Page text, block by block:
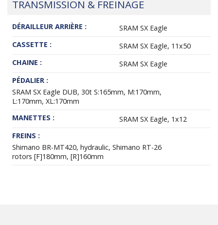
TRANSMISSION & FREINAGE
DÉRAILLEUR ARRIÈRE :
SRAM SX Eagle
CASSETTE :
SRAM SX Eagle, 11x50
CHAINE :
SRAM SX Eagle
PÉDALIER :
SRAM SX Eagle DUB, 30t S:165mm, M:170mm,
L:170mm, XL:170mm
MANETTES :
SRAM SX Eagle, 1x12
FREINS :
Shimano BR-MT420, hydraulic, Shimano RT-26
rotors [F]180mm, [R]160mm